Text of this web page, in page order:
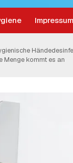
Menge kommt es an